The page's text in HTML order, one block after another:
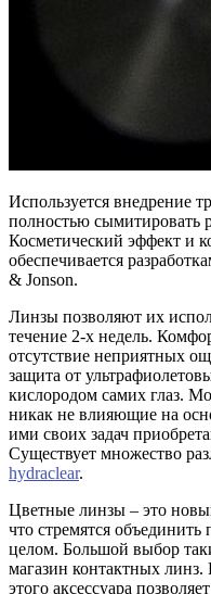
Используется внедрение
полностью сымитировать
Косметический эффект и
обеспечивается
& Jonson.
Линзы позволяют их
течение 2-х недель.
отсутствие неприятных
защита от
кислородом самих глаз.
никак не влияющие на
ими своих задач
Существует множество
hydraclear.
Цветные линзы – это
что стремятся объединить
целом. Большой выбор
магазин контактных
этого аксессуара